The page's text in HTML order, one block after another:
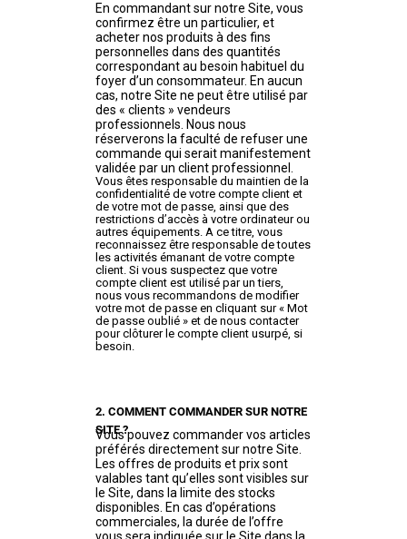
En commandant sur notre Site, vous
confirmez être un particulier, et
acheter nos produits à des fins
personnelles dans des quantités
correspondant au besoin habituel du
foyer d’un consommateur. En aucun
cas, notre Site ne peut être utilisé par
des « clients » vendeurs
professionnels. Nous nous
réserverons la faculté de refuser une
commande qui serait manifestement
validée par un client professionnel.
Vous êtes responsable du maintien de la
confidentialité de votre compte client et
de votre mot de passe, ainsi que des
restrictions d’accès à votre ordinateur ou
autres équipements. A ce titre, vous
reconnaissez être responsable de toutes
les activités émanant de votre compte
client. Si vous suspectez que votre
compte client est utilisé par un tiers,
nous vous recommandons de modifier
votre mot de passe en cliquant sur « Mot
de passe oublié » et de nous contacter
pour clôturer le compte client usurpé, si
besoin.
2. COMMENT COMMANDER SUR NOTRE
SITE ?
Vous pouvez commander vos articles
préférés directement sur notre Site.
Les offres de produits et prix sont
valables tant qu’elles sont visibles sur
le Site, dans la limite des stocks
disponibles. En cas d’opérations
commerciales, la durée de l’offre